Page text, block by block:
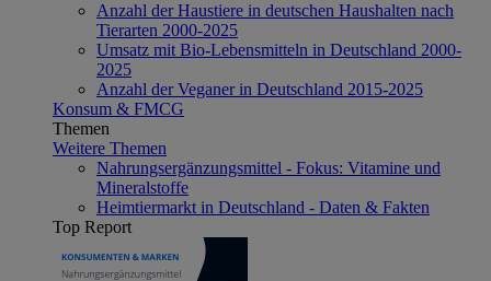
Anzahl der Haustiere in deutschen Haushalten nach
Tierarten 2000-2025
Umsatz mit Bio-Lebensmitteln in Deutschland 2000-
2025
Anzahl der Veganer in Deutschland 2015-2025
Konsum & FMCG
Themen
Weitere Themen
Nahrungsergänzungsmittel - Fokus: Vitamine und
Mineralstoffe
Heimtiermarkt in Deutschland - Daten & Fakten
Top Report